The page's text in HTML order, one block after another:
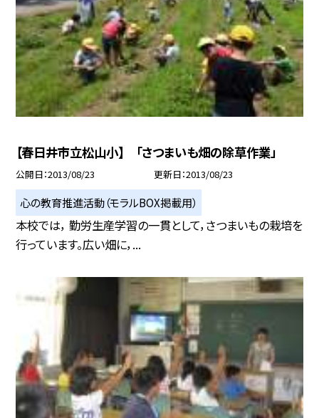
【春日井市立松山小】 「さつまいも畑の除草作業」
公開日 2013/08/23 更新日 2013/08/23
心の教育推進活動（モラルBOX掲載用）
本校では， 勤労生産学習の一貫として，さつまいもの栽培を
行っています。広い畑に，...